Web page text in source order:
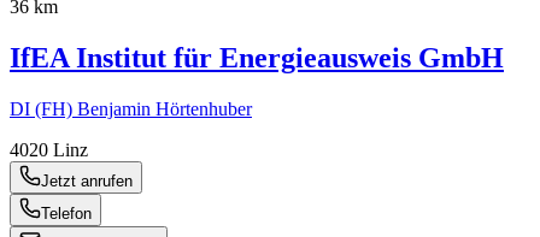
36 km
IfEA Institut für Energieausweis GmbH
DI (FH) Benjamin Hörtenhuber
4020 Linz
Jetzt anrufen
Telefon